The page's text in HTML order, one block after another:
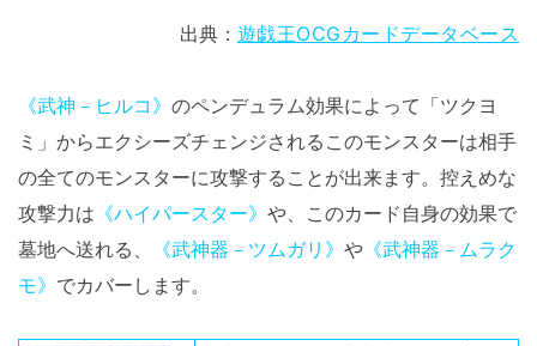
出典： 遊戯王OCGカードデータベース
《武神－ヒルコ》 のペンデュラム効果によって「ツクヨ
ミ」からエクシーズチェンジされるこのモンスターは相手
の全てのモンスターに攻撃することが出来ます。控えめな
攻撃力は 《ハイパースター》 や、このカード自身の効果で
墓地へ送れる、
《武神器－ツムガリ》 や 《武神器－ムラク
モ》 でカバーします。